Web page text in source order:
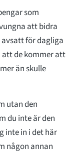
som
att bidra
avsatt för dagliga
att de kommer att
än skulle
utan den
du inte är den
inte in i det här
någon annan